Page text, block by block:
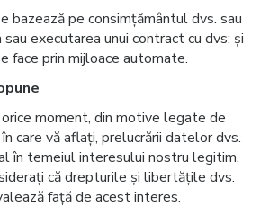
bazează pe consimțământul dvs. sau
sau executarea unui contract cu dvs; și
face prin mijloace automate.
moment, din motive legate de
care vă aflați, prelucrării datelor dvs.
în temeiul interesului nostru legitim,
că drepturile și libertățile dvs.
față de acest interes.